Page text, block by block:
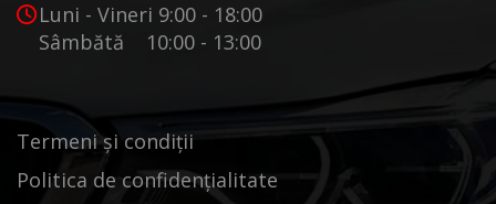
Luni - Vineri 9:00 - 18:00
Sâmbătă 10:00 - 13:00
Termeni și condiții
Politica de confidențialitate